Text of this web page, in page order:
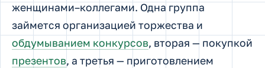
женщинами–коллегами. Одна группа
займется организацией торжества и
обдумыванием конкурсов, вторая — покупкой
презентов, а третья — приготовлением